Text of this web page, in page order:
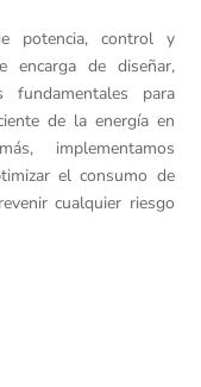
potencia, control y
encarga de diseñar,
para
de la energía en
implementamos
el consumo de
cualquier riesgo